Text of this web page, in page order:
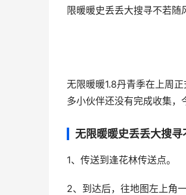
限暖暖史丢丢大搜寻不若
无限暖暖1.8丹青季在上周
多小伙伴还没有完成收集，
无限暖暖史丢丢大搜
1、传送到逢花林传送点。
2、到达后，往地图左上角一